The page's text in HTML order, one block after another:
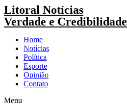
Pular
para
o
Litoral Notícias
Verdade e Credibilidade
Home
Notícias
Política
Esporte
Opinião
Contato
Menu